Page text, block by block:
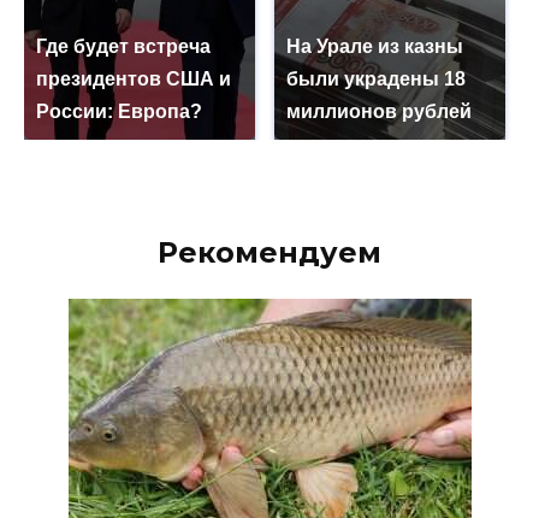
Где будет встреча
президентов США и
России: Европа?
На Урале из казны
были украдены 18
миллионов рублей
Рекомендуем